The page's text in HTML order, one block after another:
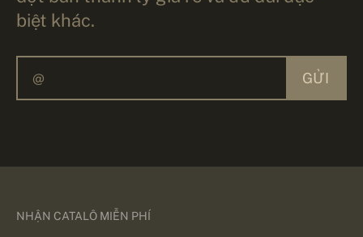
biệt khác.
GỬI
NHẬN CATALÔ MIỄN PHÍ